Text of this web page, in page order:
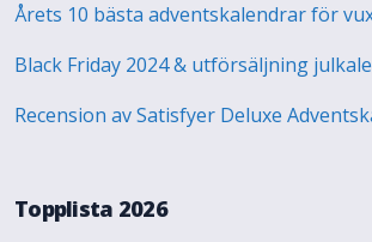
Årets 10 bästa adventskalendrar för
Black Friday 2024 & utförsäljning
Recension av Satisfyer Deluxe
Topplista 2026